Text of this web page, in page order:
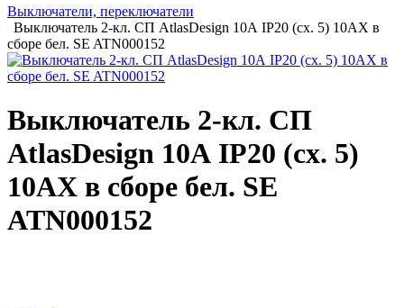
Выключатели, переключатели
Выключатель 2-кл. СП AtlasDesign 10А IP20 (сх. 5) 10AX в
сборе бел. SE ATN000152
Выключатель 2-кл. СП
AtlasDesign 10А IP20 (сх. 5)
10AX в сборе бел. SE
ATN000152